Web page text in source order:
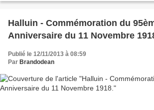
Halluin - Commémoration du
Anniversaire du 11 Novembre
Publié le 12/11/2013 à 08:59
Par Brandodean